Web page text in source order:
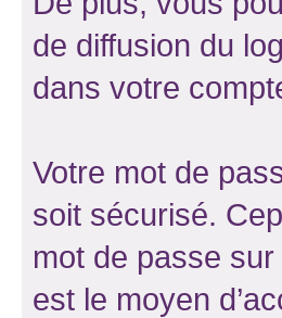
de diffusion du
dans votre
Votre mot de
soit sécurisé.
mot de passe
est le moyen